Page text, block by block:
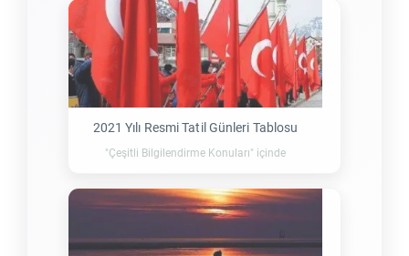
2021 Yılı Resmi Tatil Günleri Tablosu
"Çeşitli Bilgilendirme Konuları" içinde